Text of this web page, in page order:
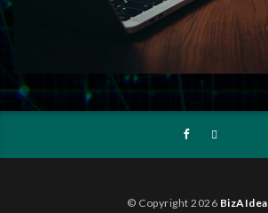
© Copyright 2026 BizAIdea